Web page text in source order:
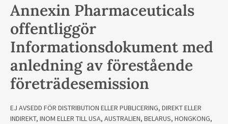
Annexin Pharmaceuticals
offentliggör
Informationsdokument med
anledning av förestående
företrädesemission
EJ AVSEDD FÖR DISTRIBUTION ELLER PUBLICERING, DIREKT ELLER
INDIREKT, INOM ELLER TILL USA, AUSTRALIEN, BELARUS, HONGKONG,